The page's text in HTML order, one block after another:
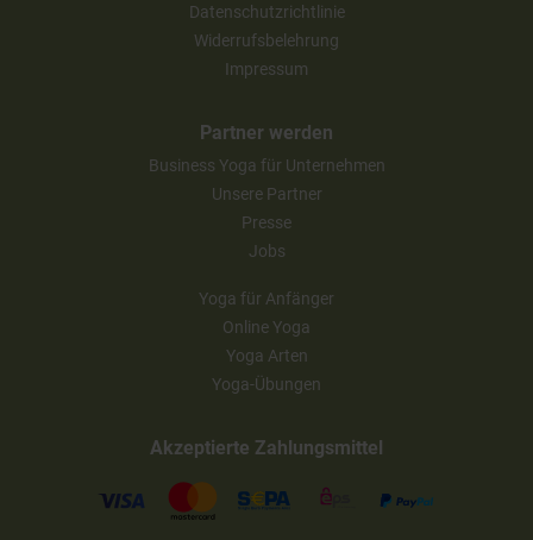
Datenschutzrichtlinie
Widerrufsbelehrung
Impressum
Partner werden
Business Yoga für Unternehmen
Unsere Partner
Presse
Jobs
Yoga für Anfänger
Online Yoga
Yoga Arten
Yoga-Übungen
Akzeptierte Zahlungsmittel